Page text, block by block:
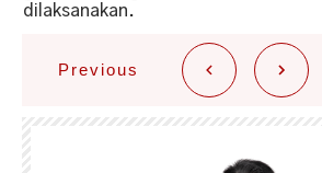
dilaksanakan.
Previous